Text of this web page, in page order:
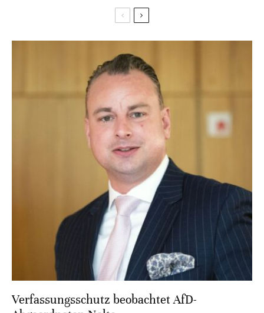
Verfassungsschutz beobachtet AfD-